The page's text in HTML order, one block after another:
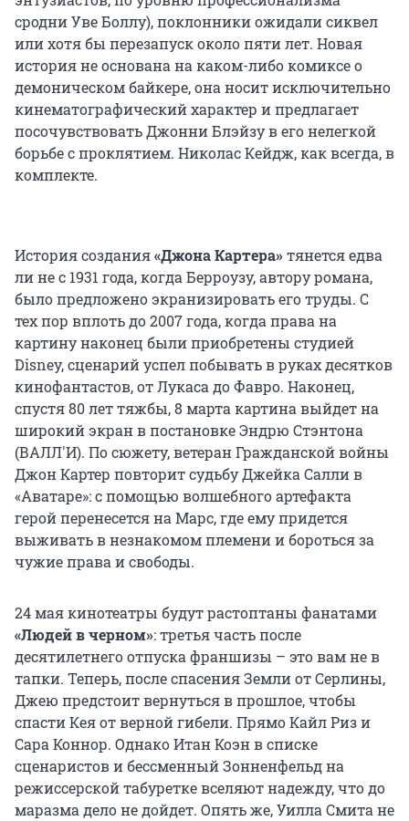
сродни Уве Боллу), поклонники ожидали сиквел
или хотя бы перезапуск около пяти лет. Новая
история не основана на каком-либо комиксе о
демоническом байкере, она носит исключительно
кинематографический характер и предлагает
посочувствовать Джонни Блэйзу в его нелегкой
борьбе с проклятием. Николас Кейдж, как всегда, в
комплекте.
История создания«Джона Картера»тянется едва
ли не с 1931 года, когда Берроузу, автору романа,
было предложено экранизировать его труды. С
тех пор вплоть до 2007 года, когда права на
картину наконец были приобретены студией
Disney, сценарий успел побывать в руках десятков
кинофантастов, от Лукаса до Фавро. Наконец,
спустя 80 лет тяжбы, 8 марта картина выйдет на
широкий экран в постановке Эндрю Стэнтона
(ВАЛЛ'И). По сюжету, ветеран Гражданской войны
Джон Картер повторит судьбу Джейка Салли в
«Аватаре»: с помощью волшебного артефакта
герой перенесется на Марс, где ему придется
выживать в незнакомом племени и бороться за
чужие права и свободы.
24 мая кинотеатры будут растоптаны фанатами
«Людей в черном»: третья часть после
десятилетнего отпуска франшизы – это вам не в
тапки. Теперь, после спасения Земли от Серлины,
Джею предстоит вернуться в прошлое, чтобы
спасти Кея от верной гибели. Прямо Кайл Риз и
Сара Коннор. Однако Итан Коэн в списке
сценаристов и бессменный Зонненфельд на
режиссерской табуретке вселяют надежду, что до
маразма дело не дойдет. Опять же, Уилла Смита не